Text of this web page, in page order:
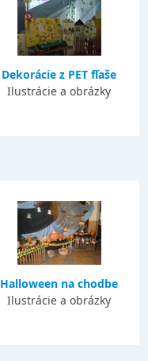
Dekorácie z PET fľaše
Ilustrácie a obrázky
Halloween na chodbe
Ilustrácie a obrázky